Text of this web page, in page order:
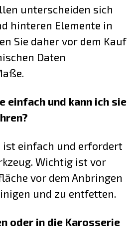
unterscheiden sich
hinteren Elemente in
Sie daher vor dem Kauf
Daten
einfach und kann ich sie
ist einfach und erfordert
Wichtig ist vor
vor dem Anbringen
und zu entfetten.
oder in die Karosserie